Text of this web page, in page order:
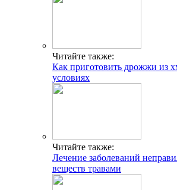
Читайте также:
Как приготовить дрожжи из
условиях
Читайте также:
Лечение заболеваний
веществ травами